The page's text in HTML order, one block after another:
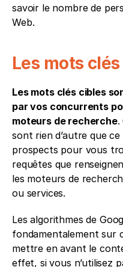
savoir le nombre de
Web.
Les mots
Les mots clés cibles
par vos concurrents
moteurs de recherche.
sont rien d’autre que
prospects pour vous
requêtes que
les moteurs de
ou services.
Les algorithmes de
fondamentalement sur
mettre en avant le
effet, si vous n’utilisez